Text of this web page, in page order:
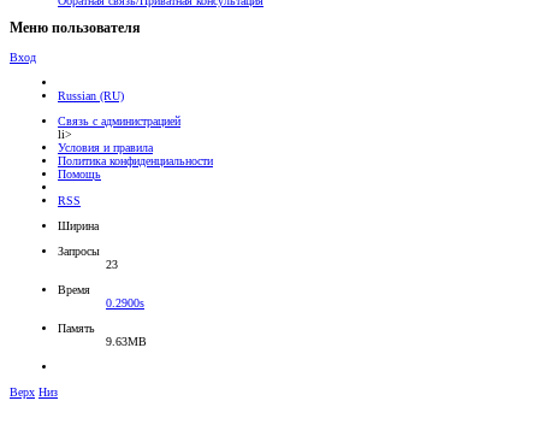
Меню пользователя
Вход
Russian (RU)
Связь с администрацией
li>
Условия и правила
Политика конфиденциальности
Помощь
RSS
Ширина
Запросы
23
Время
0.2900s
Память
9.63MB
Верх Низ